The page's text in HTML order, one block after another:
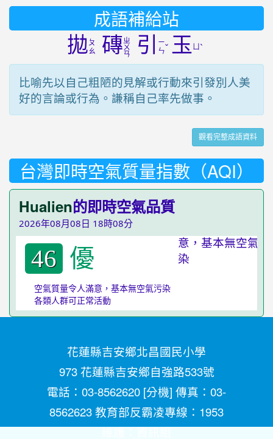
成語補給站
拋ㄆ
ㄠ
磚ㄓ
ㄨ
ㄢ 引
ㄧ
ㄣˇ 玉ㄩ ˋ
比喻先以自己粗陋的見解或行動來引發別人美
好的言論或行為。謙稱自己率先做事。
觀看完整成語資料
台灣即時空氣質量指數（AQI）
Hualien的即時空氣品質
2026年08月08日 18時08分
46 優
空氣質量令人滿意，基本無空氣污染
各類人群可正常活動
花蓮縣吉安鄉北昌國民小學
973 花蓮縣吉安鄉自強路533號
電話：03-8562620 [分機] 傳真：03-
8562623 教育部反霸凌專線：1953
維護：資訊組